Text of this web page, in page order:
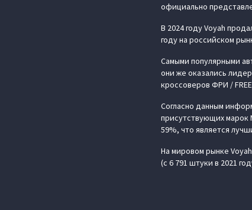
официально
В 2024 году Voyah
году на российском
Самыми популярными
они же оказались
кроссоверов ФРИ /
Согласно данным
присутствующих марок
59%, что является
На мировом рынке
(с 6 791 штуки в 2021